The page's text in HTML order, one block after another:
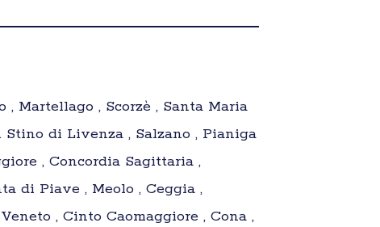
, Martellago , Scorzè , Santa Maria
Stino di Livenza , Salzano , Pianiga
, Concordia Sagittaria ,
di Piave , Meolo , Ceggia ,
, Cinto Caomaggiore , Cona ,